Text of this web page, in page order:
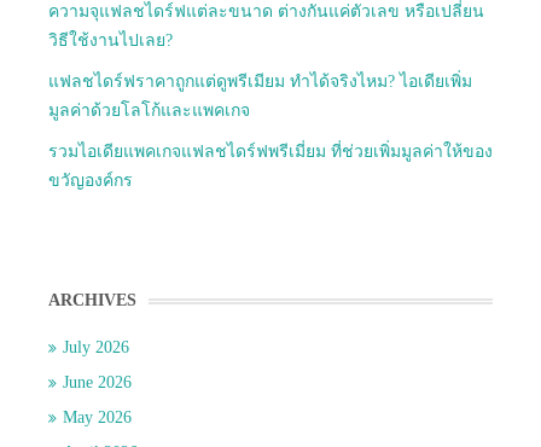
ความจุแฟลชไดร์ฟแต่ละขนาด ต่างกันแค่ตัวเลข หรือเปลี่ยน
วิธีใช้งานไปเลย?
แฟลชไดร์ฟราคาถูกแต่ดูพรีเมียม ทำได้จริงไหม? ไอเดียเพิ่ม
มูลค่าด้วยโลโก้และแพคเกจ
รวมไอเดียแพคเกจแฟลชไดร์ฟพรีเมี่ยม ที่ช่วยเพิ่มมูลค่าให้ของ
ขวัญองค์กร
ARCHIVES
July 2026
June 2026
May 2026